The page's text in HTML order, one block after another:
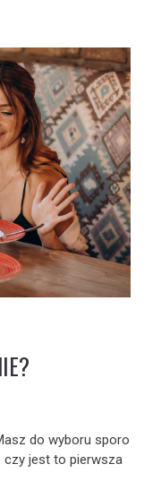
do wyboru sporo
czy jest to pierwsza